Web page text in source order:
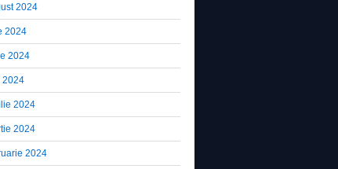
2024
2024
2024
2024
2024
2024
2024